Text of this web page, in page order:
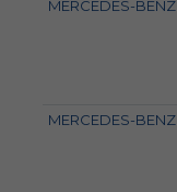
MERCEDES-BENZ
MERCEDES-BENZ